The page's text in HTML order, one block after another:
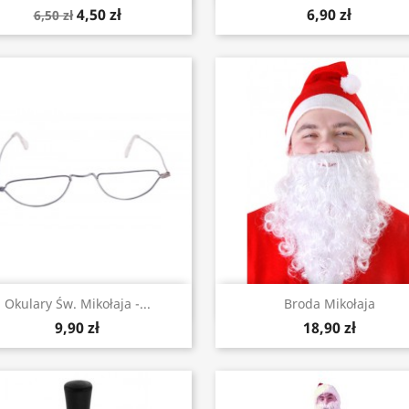
6,50 zł 4,50 zł 6,90 zł
Okulary Św. Mikołaja -...
9,90 zł
Szybki podgląd Broda Mikołaja
18,90 zł
Szybki podgląd